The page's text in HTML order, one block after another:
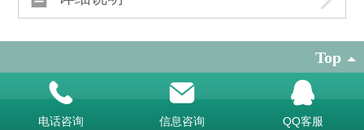
Top
上海欣瑶包装材料有限公司
地址：上海松江车墩镇125号1栋厂房
电话咨询 信息咨询 QQ客服